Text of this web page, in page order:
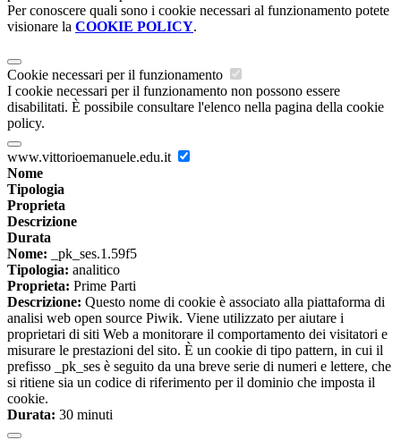
Per conoscere quali sono i cookie necessari al funzionamento potete
visionare la COOKIE POLICY.
Cookie necessari per il funzionamento
I cookie necessari per il funzionamento non possono essere
disabilitati. È possibile consultare l'elenco nella pagina della cookie
policy.
www.vittorioemanuele.edu.it
Nome
Tipologia
Proprieta
Descrizione
Durata
Nome: _pk_ses.1.59f5
Tipologia: analitico
Proprieta: Prime Parti
Descrizione: Questo nome di cookie è associato alla piattaforma di
analisi web open source Piwik. Viene utilizzato per aiutare i
proprietari di siti Web a monitorare il comportamento dei visitatori e
misurare le prestazioni del sito. È un cookie di tipo pattern, in cui il
prefisso _pk_ses è seguito da una breve serie di numeri e lettere, che
si ritiene sia un codice di riferimento per il dominio che imposta il
cookie.
Durata: 30 minuti